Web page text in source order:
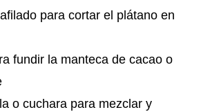
para cortar el plátano en
fundir la manteca de cacao o
o cuchara para mezclar y